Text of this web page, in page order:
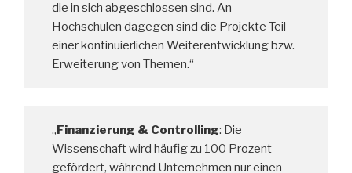
die in sich abgeschlossen sind. An
Hochschulen dagegen sind die Projekte Teil
einer kontinuierlichen Weiterentwicklung bzw.
Erweiterung von Themen.“
„ Finanzierung & Controlling: Die
Wissenschaft wird häufig zu 100 Prozent
gefördert, während Unternehmen nur einen